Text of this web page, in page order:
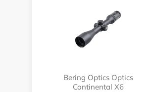
Bering Optics Optics
Continental X6